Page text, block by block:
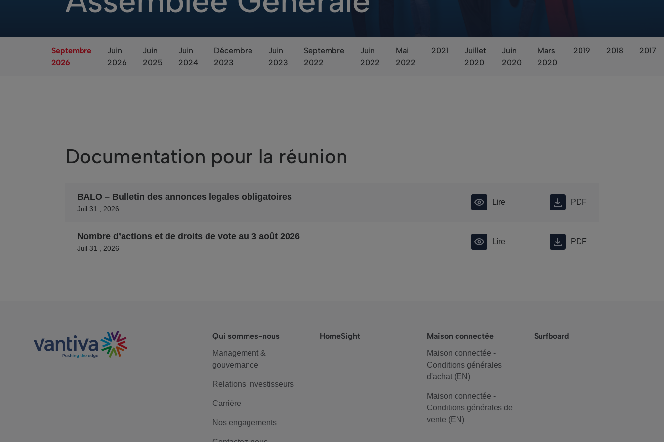
Septembre
2026
Juin
2026
Juin
2025
Juin
2024
Décembre
2023
Juin
2023
Septembre
2022
Juin
2022
Mai
2022
2021
Juillet
2020
Juin
2020
Mars
2020
2019 2018 2017
Documentation pour la réunion
BALO – Bulletin des annonces legales obligatoires
Juil 31 , 2026
Lire PDF
Nombre d’actions et de droits de vote au 3 août 2026
Juil 31 , 2026
Lire PDF
Qui sommes-nous
Management &
gouvernance
Relations investisseurs
Carrière
Nos engagements
HomeSight Maison connectée
Maison connectée -
Conditions générales
d'achat (EN)
Maison connectée -
Conditions générales de
vente (EN)
Surfboard